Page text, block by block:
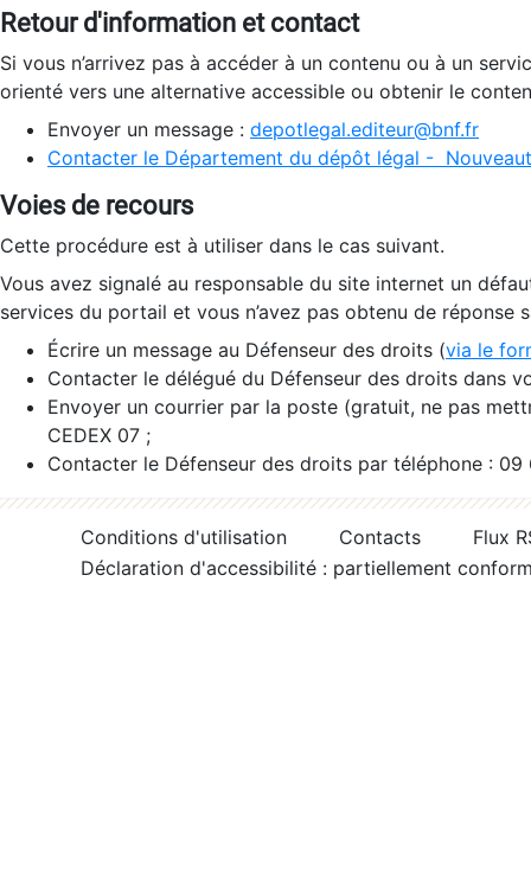
Retour d'information et contact
Si vous n’arrivez pas à accéder à un contenu ou à un
orienté vers une alternative accessible ou obtenir le
Envoyer un message : depotlegal.editeur@bnf.fr
Contacter le Département du dépôt légal -
Voies de recours
Cette procédure est à utiliser dans le cas suivant.
Vous avez signalé au responsable du site internet un
services du portail et vous n’avez pas obtenu de réponse
Écrire un message au Défenseur des droits (via le
Contacter le délégué du Défenseur des droits dans
Envoyer un courrier par la poste (gratuit, ne pas
CEDEX 07 ;
Contacter le Défenseur des droits par téléphone :
Conditions d'utilisation Contacts
Flux
Déclaration d'accessibilité : partiellement